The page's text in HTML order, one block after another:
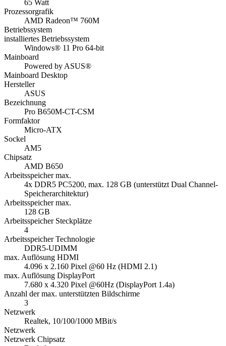
65 Watt
Prozessorgrafik
AMD Radeon™ 760M
Betriebssystem
installiertes Betriebssystem
Windows® 11 Pro 64-bit
Mainboard
Powered by ASUS®
Mainboard Desktop
Hersteller
ASUS
Bezeichnung
Pro B650M-CT-CSM
Formfaktor
Micro-ATX
Sockel
AM5
Chipsatz
AMD B650
Arbeitsspeicher max.
4x DDR5 PC5200, max. 128 GB (unterstützt Dual Channel-
Speicherarchitektur)
Arbeitsspeicher max.
128 GB
Arbeitsspeicher Steckplätze
4
Arbeitsspeicher Technologie
DDR5-UDIMM
max. Auflösung HDMI
4.096 x 2.160 Pixel @60 Hz (HDMI 2.1)
max. Auflösung DisplayPort
7.680 x 4.320 Pixel @60Hz (DisplayPort 1.4a)
Anzahl der max. unterstützten Bildschirme
3
Netzwerk
Realtek, 10/100/1000 MBit/s
Netzwerk
Netzwerk Chipsatz